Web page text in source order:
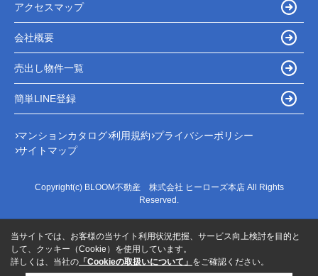
アクセスマップ
会社概要
売出し物件一覧
簡単LINE登録
マンションカタログ 利用規約 プライバシーポリシー
サイトマップ
Copyright(c) BLOOM不動産 株式会社 ヒーローズ本店 All Rights
Reserved.
当サイトでは、お客様の当サイト利用状況把握、サービス向上検討を目的と
して、クッキー（Cookie）を使用しています。
詳しくは、当社の 「Cookieの取扱いについて」 をご確認ください。